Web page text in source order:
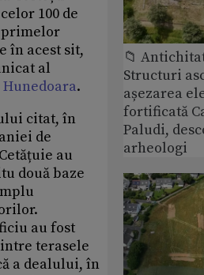
100 de
primelor
în acest sit,
al
.
citat, în
de
au
două baze
au fost
terasele
a dealului, în
📁
Structuri
așezarea
fortificată
Paludi,
arheologi